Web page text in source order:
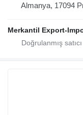
Almanya, 17094
Merkantil Export-